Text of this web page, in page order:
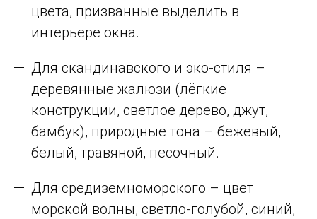
цвета, призванные выделить в
интерьере окна.
Для скандинавского и эко-стиля –
деревянные жалюзи (лёгкие
конструкции, светлое дерево, джут,
бамбук), природные тона – бежевый,
белый, травяной, песочный.
Для средиземноморского – цвет
морской волны, светло-голубой, синий,